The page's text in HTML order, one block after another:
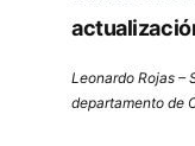
Leonardo Rojas –
departamento de